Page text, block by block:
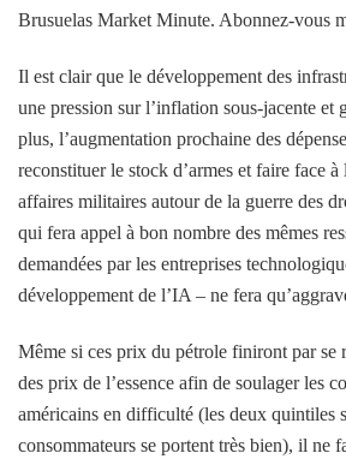
Brusuelas Market Minute. Abonnez-vous
Il est clair que le développement des
une pression sur l’inflation sous-jacente et
plus, l’augmentation prochaine des
reconstituer le stock d’armes et faire face
affaires militaires autour de la guerre des
qui fera appel à bon nombre des mêmes
demandées par les entreprises
développement de l’IA – ne fera
Même si ces prix du pétrole finiront par se
des prix de l’essence afin de soulager les
américains en difficulté (les deux quintiles
consommateurs se portent très bien), il ne